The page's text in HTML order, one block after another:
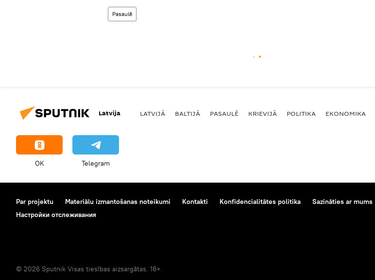
Pasaulē
Latvija LATVIJĀ BALTIJĀ PASAULĒ KRIEVIJĀ POLITIKA EKONOMIKA
OK Telegram
Par projektu Materiālu izmantošanas noteikumi Kontakti Konfidencialitātes politika Sazināties ar mums
Настройки отслеживания
© 2026 Sputnik Visas tiesības aizsargātas. 18+